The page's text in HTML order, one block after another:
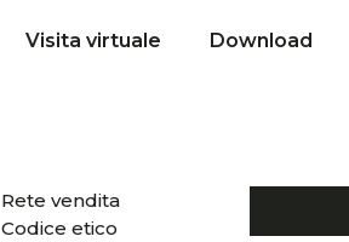
Visita virtuale Download
Rete vendita
Codice etico